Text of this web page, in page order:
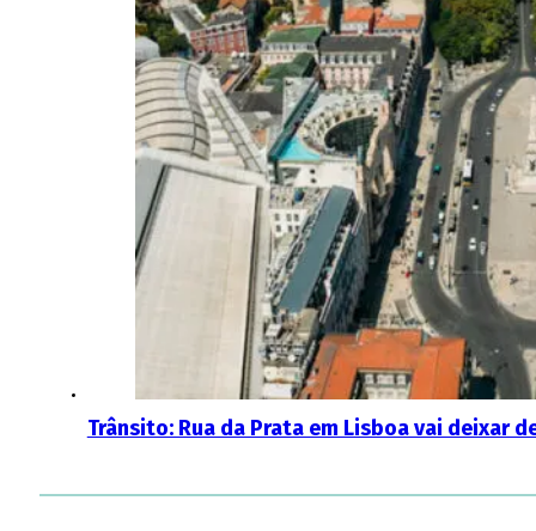
Trânsito: Rua da Prata em Lisboa vai deixar